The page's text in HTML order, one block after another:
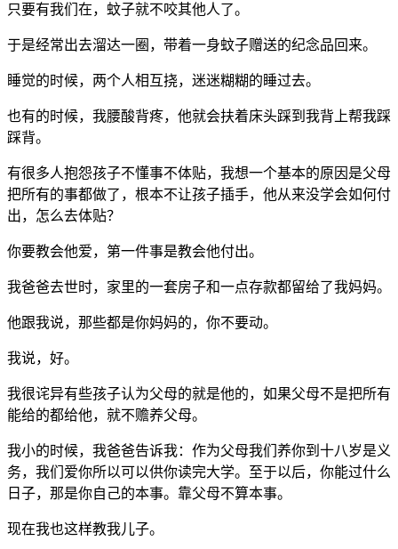
只要有我们在，蚊子就不咬其他人了。
于是经常出去溜达一圈，带着一身蚊子赠送的纪念品回来。
睡觉的时候，两个人相互挠，迷迷糊糊的睡过去。
也有的时候，我腰酸背疼，他就会扶着床头踩到我背上帮我踩
踩背。
有很多人抱怨孩子不懂事不体贴，我想一个基本的原因是父母
把所有的事都做了，根本不让孩子插手，他从来没学会如何付
出，怎么去体贴？
你要教会他爱，第一件事是教会他付出。
我爸爸去世时，家里的一套房子和一点存款都留给了我妈妈。
他跟我说，那些都是你妈妈的，你不要动。
我说，好。
我很诧异有些孩子认为父母的就是他的，如果父母不是把所有
能给的都给他，就不赡养父母。
我小的时候，我爸爸告诉我：作为父母我们养你到十八岁是义
务，我们爱你所以可以供你读完大学。至于以后，你能过什么
日子，那是你自己的本事。靠父母不算本事。
现在我也这样教我儿子。